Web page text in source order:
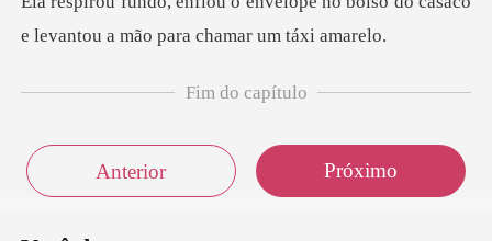
e levantou
Fim do capítulo
Anterior Próximo